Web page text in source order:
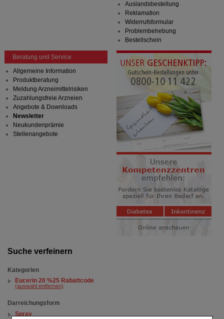
Suche verfeinern
Kategorien
Eucerin 20 %25 Rabattcode
(auswahl entfernen)
Darreichungsform
Spray
Auslandsbestellung
Reklamation
Widerrufsformular
Problembehebung
Bestellschein
Beratung und Service
Allgemeine Information
Produktberatung
Meldung Arzneimittelrisiken
Zuzahlungsfreie Arzneien
Angebote & Downloads
Newsletter
Neukundenprämie
Stellenangebote